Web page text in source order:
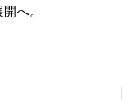
へ。